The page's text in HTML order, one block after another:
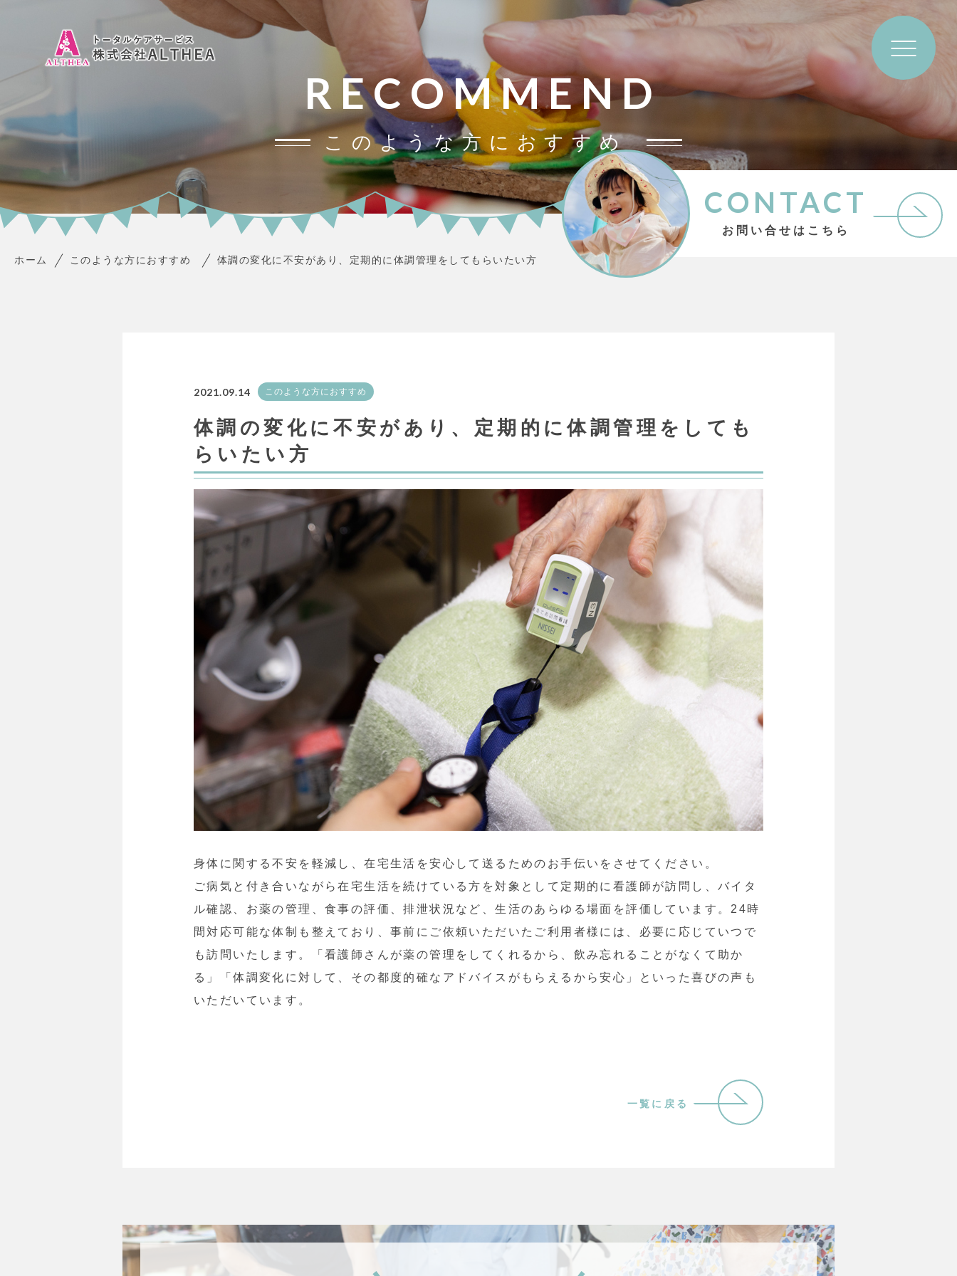
RECOMMEND
このような方におすすめ
CONTACT
お問い合せはこちら
ホーム このような方におすすめ 体調の変化に不安があり、定期的に体調管理をしてもらいたい方
2021.09.14 このような方におすすめ
体調の変化に不安があり、定期的に体調管理をしても
らいたい方
身体に関する不安を軽減し、在宅生活を安心して送るためのお手伝いをさせてください。
ご病気と付き合いながら在宅生活を続けている方を対象として定期的に看護師が訪問し、バイタ
ル確認、お薬の管理、食事の評価、排泄状況など、生活のあらゆる場面を評価しています。24時
間対応可能な体制も整えており、事前にご依頼いただいたご利用者様には、必要に応じていつで
も訪問いたします。「看護師さんが薬の管理をしてくれるから、飲み忘れることがなくて助か
る」「体調変化に対して、その都度的確なアドバイスがもらえるから安心」といった喜びの声も
いただいています。
一覧に戻る